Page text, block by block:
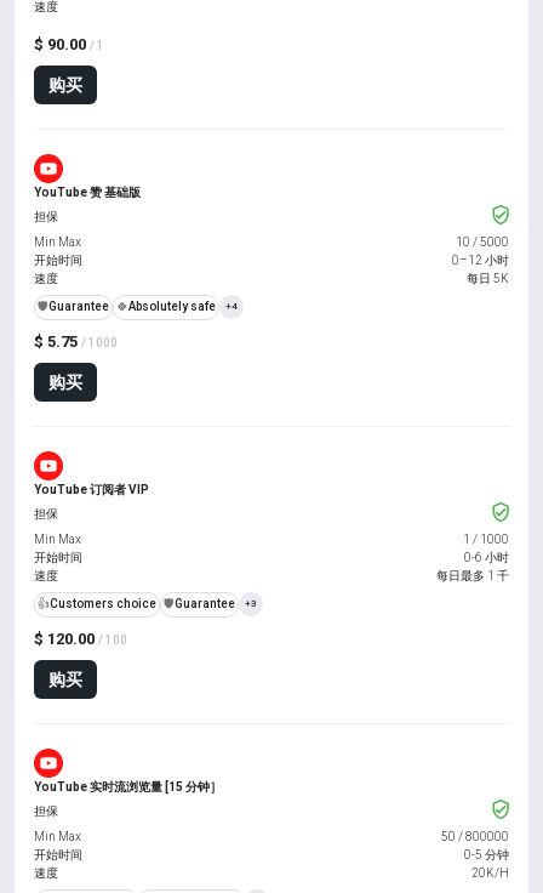
$ 90.00 / 1
购买
速度
YouTube 赞 基础版
$ 5.75 / 1000
购买
担保
Min Max
10 /5000
开始时间
0–12 小时
速度
每日 5K
️🛡️Guarantee 🍀Absolutely safe +4
YouTube 订阅者 VIP
$ 120.00 / 100
购买
担保
Min Max
1 / 1000
开始时间
0-6 小时
速度
每日最多 1 千
👍Customers choice ️🛡️Guarantee +3
YouTube 实时流浏览量 [15 分钟］
担保
Min Max
50 /800000
开始时间
0-5 分钟
速度
20K/H